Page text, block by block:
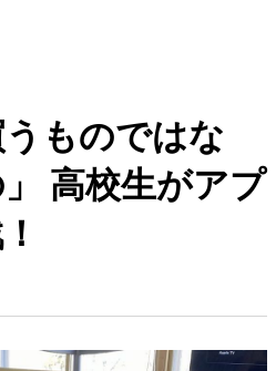
うものではな
高校生がアプ